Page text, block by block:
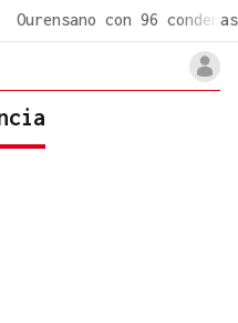
Ourensano con 96 condenas